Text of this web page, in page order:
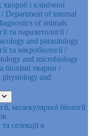
і клінічної
Department of internal
of animals
та паразитології /
and parasitology
та мікробіології /
and microbiology
біохімії тварин /
physiology and
молекулярної біології
селекції в